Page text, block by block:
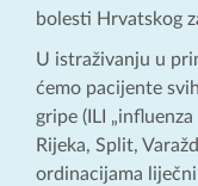
bolesti Hrvatskog
U istraživanju u
ćemo pacijente
gripe (ILI
Rijeka, Split,
ordinacijama